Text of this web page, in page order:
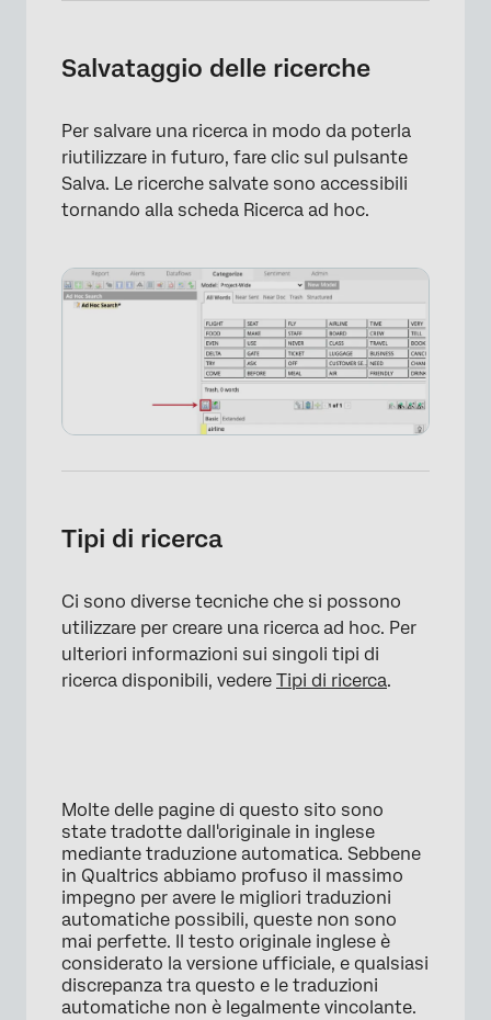
Salvataggio delle ricerche
Per salvare una ricerca in modo da poterla
riutilizzare in futuro, fare clic sul pulsante
Salva. Le ricerche salvate sono accessibili
tornando alla scheda Ricerca ad hoc.
Tipi di ricerca
Ci sono diverse tecniche che si possono
utilizzare per creare una ricerca ad hoc. Per
ulteriori informazioni sui singoli tipi di
ricerca disponibili, vedere Tipi di ricerca.
Molte delle pagine di questo sito sono
state tradotte dall'originale in inglese
mediante traduzione automatica. Sebbene
in Qualtrics abbiamo profuso il massimo
impegno per avere le migliori traduzioni
automatiche possibili, queste non sono
mai perfette. Il testo originale inglese è
considerato la versione ufficiale, e qualsiasi
discrepanza tra questo e le traduzioni
automatiche non è legalmente vincolante.